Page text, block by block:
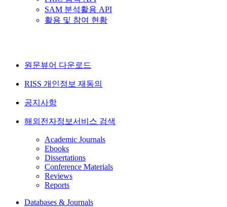
SAM 분석활용 API
활용 및 참여 현황
원문뷰어 다운로드
RISS 개인정보 재동의
공지사항
해외전자정보서비스 검색
Academic Journals
Ebooks
Dissertations
Conference Materials
Reviews
Reports
Databases & Journals